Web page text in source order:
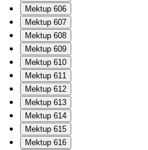
Mektup 606
Mektup 607
Mektup 608
Mektup 609
Mektup 610
Mektup 611
Mektup 612
Mektup 613
Mektup 614
Mektup 615
Mektup 616